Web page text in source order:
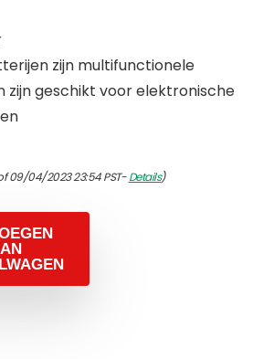
zijn multifunctionele
zijn geschikt voor elektronische
09/04/2023 23:54 PST-Details)